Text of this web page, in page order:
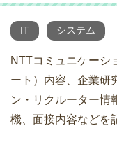
IT システム
NTTコミュニケーシ
ート）内容、企業研
ン・リクルーター情
機、面接内容などを